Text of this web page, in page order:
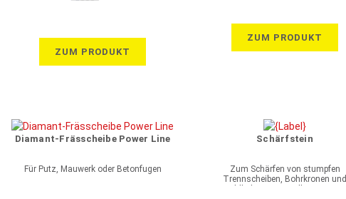
ZUM PRODUKT
ZUM PRODUKT
Diamant-Frässcheibe Power Line
Für Putz, Mauwerk oder Betonfugen
Schärfstein
Zum Schärfen von stumpfen
Trennscheiben, Bohrkronen und